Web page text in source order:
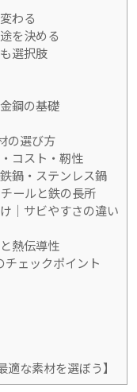
わる
を決める
選択肢
鋼の基礎
の選び方
コスト・靭性
鍋・ステンレス鍋
ールと鉄の長所
｜サビやすさの違い
熱伝導性
チェックポイント
な素材を選ぼう】